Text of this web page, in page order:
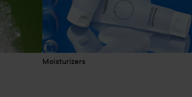
Moisturizers